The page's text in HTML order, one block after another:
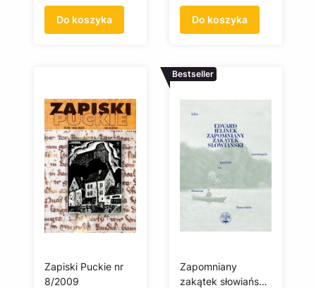
Do koszyka Do koszyka
Zapiski Puckie nr
8/2009
Bestseller
Zapomniany
zakątek słowiański.